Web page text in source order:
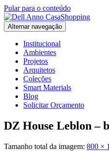
Pular para o conteúdo
Alternar navegação
Institucional
Ambientes
Projetos
Arquitetos
Coleções
Smart Materials
Blog
Solicitar Orçamento
DZ House Leblon –
Tamanho total da imagem: 800 ×